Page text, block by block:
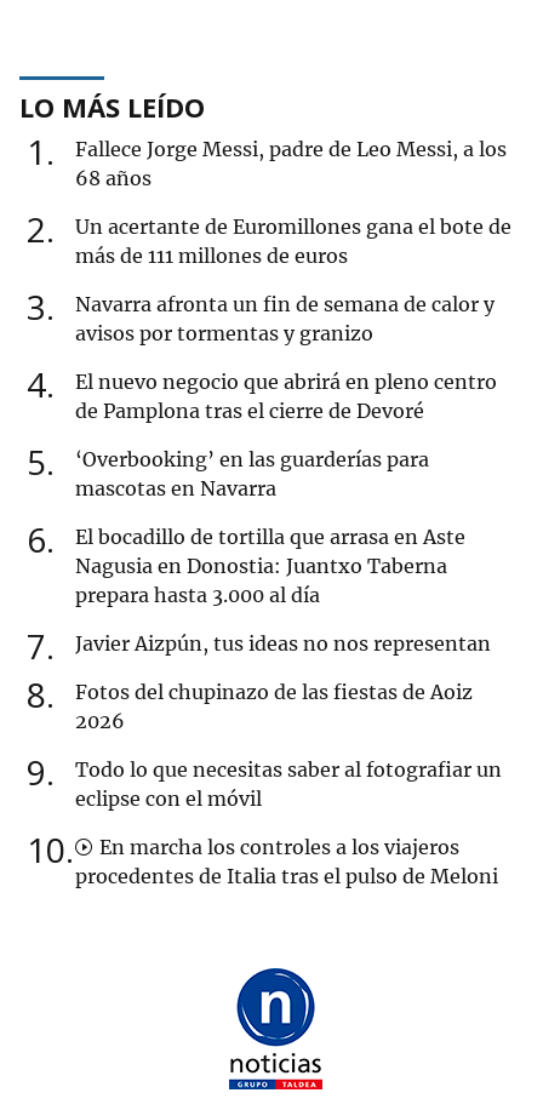
LO MÁS LEÍDO
1
Fallece Jorge Messi, padre de Leo Messi, a los
68 años
2
Un acertante de Euromillones gana el bote de
más de 111 millones de euros
3
Navarra afronta un fin de semana de calor y
avisos por tormentas y granizo
4
El nuevo negocio que abrirá en pleno centro
de Pamplona tras el cierre de Devoré
5
‘Overbooking’ en las guarderías para
mascotas en Navarra
6
El bocadillo de tortilla que arrasa en Aste
Nagusia en Donostia: Juantxo Taberna
prepara hasta 3.000 al día
7 Javier Aizpún, tus ideas no nos representan
8
Fotos del chupinazo de las fiestas de Aoiz
2026
9
Todo lo que necesitas saber al fotografiar un
eclipse con el móvil
10
En marcha los controles a los viajeros
procedentes de Italia tras el pulso de Meloni